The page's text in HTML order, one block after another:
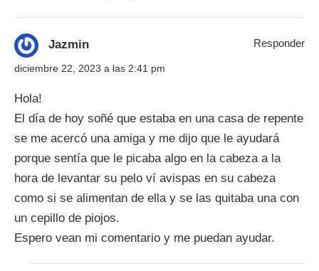
Jazmin
diciembre 22, 2023 a las 2:41 pm
Hola!
El día de hoy soñé que estaba en una casa de repente
se me acercó una amiga y me dijo que le ayudará
porque sentía que le picaba algo en la cabeza a la
hora de levantar su pelo ví avispas en su cabeza
como si se alimentan de ella y se las quitaba una con
un cepillo de piojos.
Espero vean mi comentario y me puedan ayudar.
Responder